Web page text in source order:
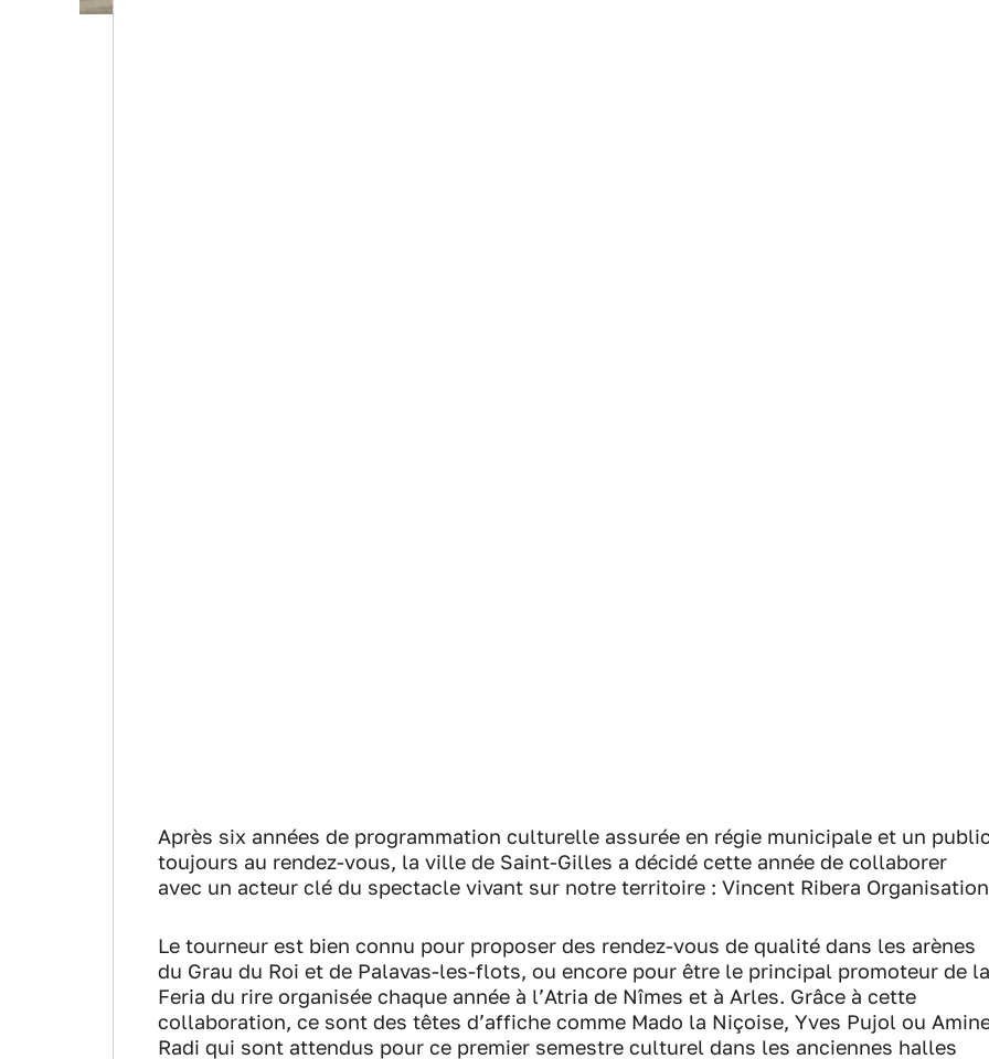
Après six années de programmation culturelle assurée en régie municipale et un
toujours au rendez-vous, la ville de Saint-Gilles a décidé cette année de collaborer
avec un acteur clé du spectacle vivant sur notre territoire : Vincent Ribera
Le tourneur est bien connu pour proposer des rendez-vous de qualité dans les arènes
du Grau du Roi et de Palavas-les-flots, ou encore pour être le principal promoteur de la
Feria du rire organisée chaque année à l’Atria de Nîmes et à Arles. Grâce à cette
collaboration, ce sont des têtes d’affiche comme Mado la Niçoise, Yves Pujol ou
Radi qui sont attendus pour ce premier semestre culturel dans les anciennes halles